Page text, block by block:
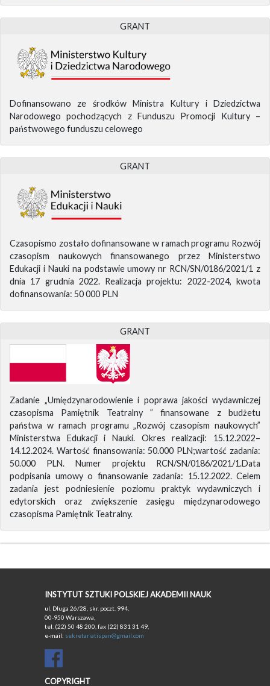
GRANT
Dofinansowano ze środków Ministra Kultury i Dziedzictwa
Narodowego pochodzących z Funduszu Promocji Kultury –
państwowego funduszu celowego
GRANT
Czasopismo zostało dofinansowane w ramach programu Rozwój
czasopism naukowych finansowanego przez Ministerstwo
Edukacji i Nauki na podstawie umowy nr RCN/SN/0186/2021/1 z
dnia 17 grudnia 2022. Realizacja projektu: 2022-2024, kwota
dofinansowania: 50 000 PLN
GRANT
Zadanie „Umiędzynarodowienie i poprawa jakości wydawniczej
czasopisma Pamiętnik Teatralny ” finansowane z budżetu
państwa w ramach programu „Rozwój czasopism naukowych”
Ministerstwa Edukacji i Nauki. Okres realizacji: 15.12.2022–
14.12.2024. Wartość finansowania: 50.000 PLN;wartość zadania:
50.000 PLN. Numer projektu RCN/SN/0186/2021/1.Data
podpisania umowy o finansowanie zadania: 15.12.2022. Celem
zadania jest podniesienie poziomu praktyk wydawniczych i
edytorskich oraz zwiększenie zasięgu międzynarodowego
czasopisma Pamiętnik Teatralny.
INSTYTUT SZTUKI POLSKIEJ AKADEMII NAUK
ul. Długa 26/28, skr. poczt. 994,
00-950 Warszawa,
tel. (22) 50 48 200, fax (22) 831 31 49,
e-mail: sekretariatispan@gmail.com
COPYRIGHT